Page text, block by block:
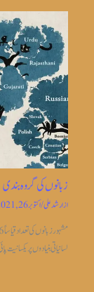
زبانوں کی گروہ بندی
ازارشد علی/اکتوبر 26, 2021
لسانیاتی بنیادوں پر یکسانیت